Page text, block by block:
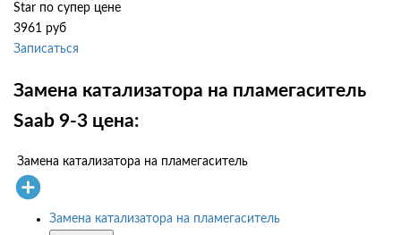
Star по супер цене
3961 руб
Записаться
Замена катализатора на пламегаситель
Saab 9-3 цена:
Замена катализатора на пламегаситель
Замена катализатора на пламегаситель